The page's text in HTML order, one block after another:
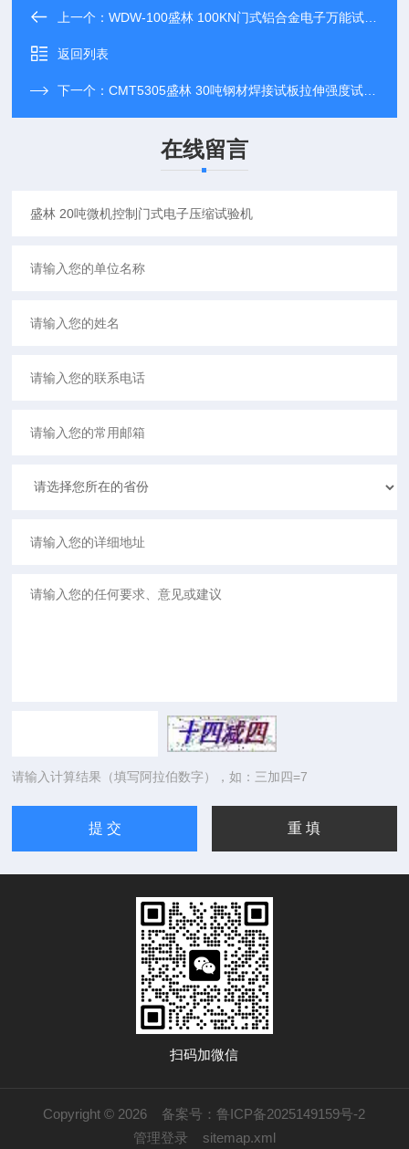
上一个：WDW-100盛林 100KN门式铝合金电子万能试验机
返回列表
下一个：CMT5305盛林 30吨钢材焊接试板拉伸强度试验机
在线留言
请输入计算结果（填写阿拉伯数字），如：三加四=7
扫码加微信
Copyright © 2026 备案号：鲁ICP备2025149159号-2
管理登录
sitemap.xml